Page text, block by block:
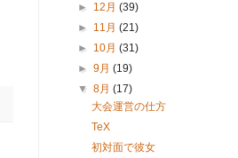
► 12月(39)
► 11月(21)
► 10月(31)
►9月(19)
▼8月(17)
大会運営の仕方
TeX
初対面で彼女